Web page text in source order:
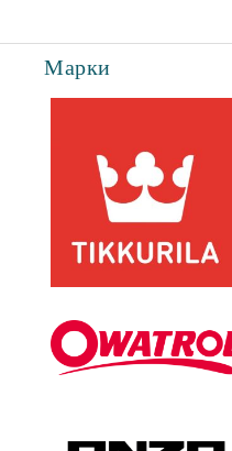
Съгласен съм с
Ние ще се свържем с вас в
Марки